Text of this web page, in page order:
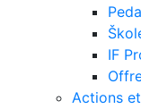
IF
Actions